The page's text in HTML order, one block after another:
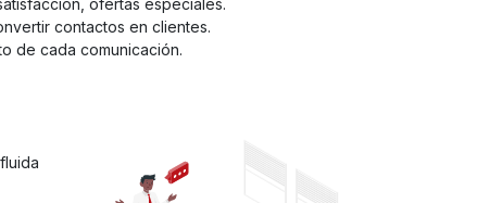
ofertas especiales.
contactos en clientes.
de cada comunicación.